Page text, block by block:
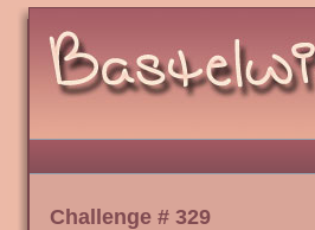
Challenge # 329